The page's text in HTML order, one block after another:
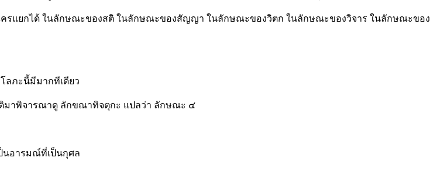
รแยกได้ ในลักษณะของสติ ในลักษณะของสัญญา ในลักษณะของวิตก ในลักษณะของวิจาร ในลักษณะของ
ลภะนี้มีมากทีเดียว
าพิจารณาดู ลักขณาทิจตุกะ แปลว่า ลักษณะ ๔
นอารมณ์ที่เป็นกุศล